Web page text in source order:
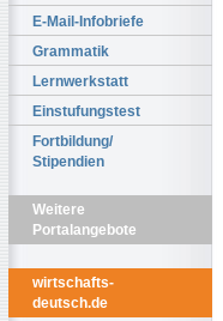
E-Mail-Infobriefe
Grammatik
Lernwerkstatt
Einstufungstest
Fortbildung/
Stipendien
Weitere
Portalangebote
wirtschafts-
deutsch.de